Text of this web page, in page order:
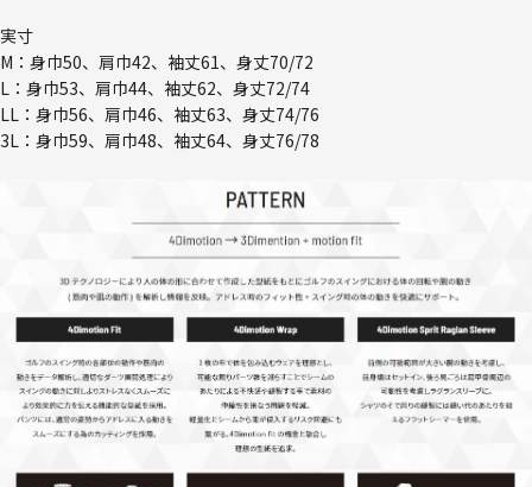
実寸
M：身巾50、肩巾42、袖丈61、身丈70/72
L：身巾53、肩巾44、袖丈62、身丈72/74
LL：身巾56、肩巾46、袖丈63、身丈74/76
3L：身巾59、肩巾48、袖丈64、身丈76/78